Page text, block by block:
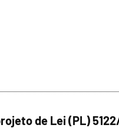
de Lei (PL)